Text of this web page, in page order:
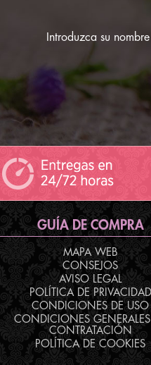
Introduzca su
GUÍA DE COMPRA
MAPA WEB
CONSEJOS
AVISO LEGAL
POLÍTICA DE PRIVACIDAD
CONDICIONES DE USO
CONDICIONES GENERALES
CONTRATACIÓN
POLÍTICA DE COOKIES